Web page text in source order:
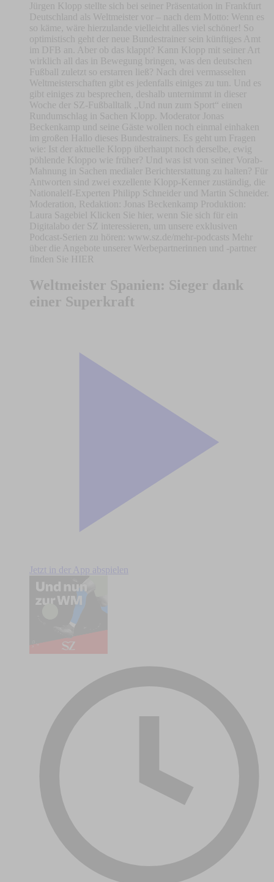
Jürgen Klopp stellte sich bei seiner Präsentation in Frankfurt
Deutschland als Weltmeister vor – nach dem Motto: Wenn es
so käme, wäre hierzulande vielleicht alles viel schöner! So
optimistisch geht der neue Bundestrainer sein künftiges Amt
im DFB an. Aber ob das klappt? Kann Klopp mit seiner Art
wirklich all das in Bewegung bringen, was den deutschen
Fußball zuletzt so erstarren ließ? Nach drei vermasselten
Weltmeisterschaften gibt es jedenfalls einiges zu tun. Und es
gibt einiges zu besprechen, deshalb unternimmt in dieser
Woche der SZ-Fußballtalk „Und nun zum Sport“ einen
Rundumschlag in Sachen Klopp. Moderator Jonas
Beckenkamp und seine Gäste wollen noch einmal einhaken
im großen Hallo dieses Bundestrainers. Es geht um Fragen
wie: Ist der aktuelle Klopp überhaupt noch derselbe, ewig
pöhlende Kloppo wie früher? Und was ist von seiner Vorab-
Mahnung in Sachen medialer Berichterstattung zu halten? Für
Antworten sind zwei exzellente Klopp-Kenner zuständig, die
Nationalelf-Experten Philipp Schneider und Martin Schneider.
Moderation, Redaktion: Jonas Beckenkamp Produktion:
Laura Sagebiel Klicken Sie hier, wenn Sie sich für ein
Digitalabo der SZ interessieren, um unsere exklusiven
Podcast-Serien zu hören: www.sz.de/mehr-podcasts Mehr
über die Angebote unserer Werbepartnerinnen und -partner
finden Sie HIER
Weltmeister Spanien: Sieger dank
einer Superkraft
Jetzt in der App abspielen